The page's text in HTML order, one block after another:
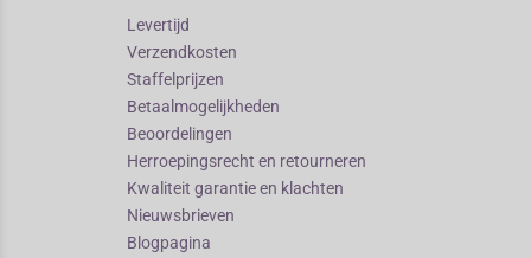
Levertijd
Verzendkosten
Staffelprijzen
Betaalmogelijkheden
Beoordelingen
Herroepingsrecht en retourneren
Kwaliteit garantie en klachten
Nieuwsbrieven
Blogpagina